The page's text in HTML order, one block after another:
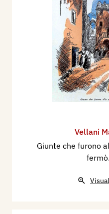
Vellani
Giunte che furono
fermò.